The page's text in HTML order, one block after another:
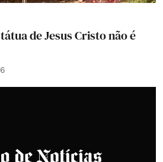
de Jesus Cristo não é